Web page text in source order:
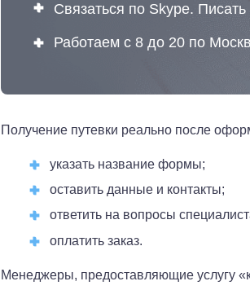
Связаться по Skype.
Работаем с 8 до 20 по
Получение путевки реально после
указать название формы;
оставить данные и контакты;
ответить на вопросы
оплатить заказ.
Менеджеры, предоставляющие услугу